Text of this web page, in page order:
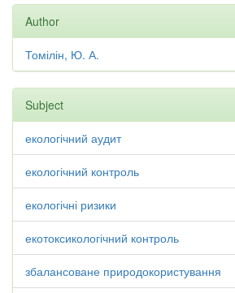
Author
Томілін, Ю. А.
Subject
екологічний аудит
екологічний контроль
екологічні ризики
екотоксикологічний контроль
збалансоване природокористування